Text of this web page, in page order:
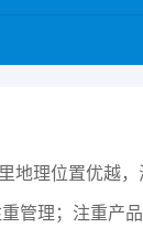
地理位置优越
管理；注重